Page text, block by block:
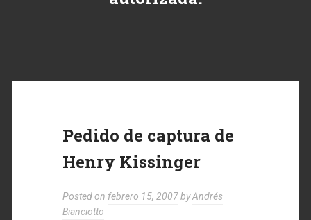
Pedido de captura de
Henry Kissinger
Posted on febrero 15, 2007byAndrés
Bianciotto